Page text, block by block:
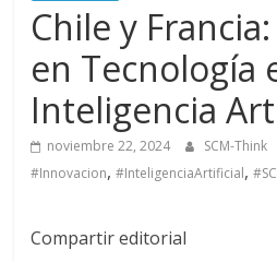
Chile y
en Tecnología
Inteligencia
noviembre 22, 2024 SCM-Think
#Innovacion,#InteligenciaArtificial,
Compartir editorial